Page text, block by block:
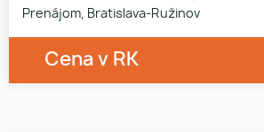
Prenájom, Bratislava-Ružinov
Cena v RK